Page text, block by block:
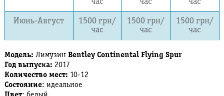
час
час
час
Июнь-Август
1500 грн/
час
1500 грн/
час
1500 грн/
час
Модель: Лимузин Bentley Continental Flying Spur
Год выпуска: 2017
Количество мест: 10-12
Состояние: идеальное